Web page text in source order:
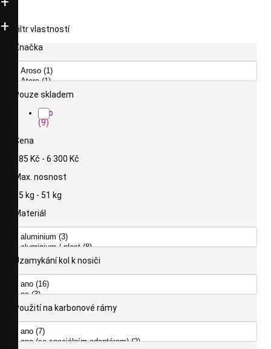
Filtr vlastností
Značka
Pouze skladem
Ano
(9)
Cena
585 Kč - 6 300 Kč
Max. nosnost
15 kg - 51 kg
Materiál
Uzamykání kol k nosiči
Použití na karbonové rámy